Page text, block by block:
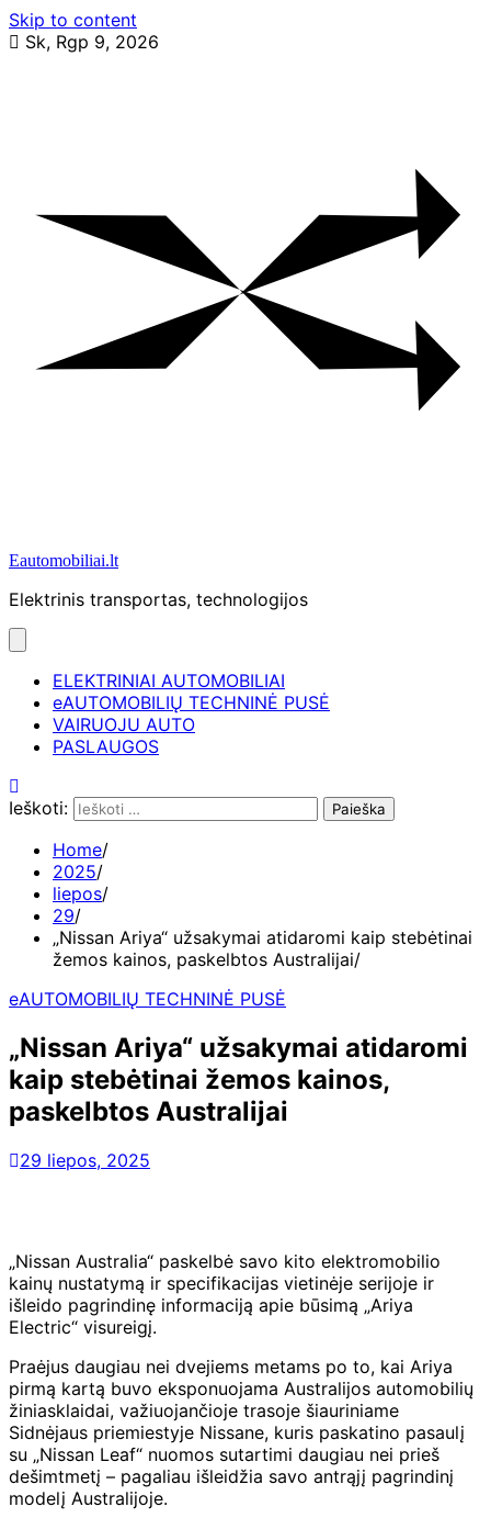
Skip to content
Sk, Rgp 9, 2026
Eautomobiliai.lt
Elektrinis transportas, technologijos
ELEKTRINIAI AUTOMOBILIAI
eAUTOMOBILIŲ TECHNINĖ PUSĖ
VAIRUOJU AUTO
PASLAUGOS
Ieškoti:
Home
2025
liepos
29
„Nissan Ariya“ užsakymai atidaromi kaip stebėtinai
žemos kainos, paskelbtos Australijai
eAUTOMOBILIŲ TECHNINĖ PUSĖ
„Nissan Ariya“ užsakymai atidaromi
kaip stebėtinai žemos kainos,
paskelbtos Australijai
29 liepos, 2025
„Nissan Australia“ paskelbė savo kito elektromobilio
kainų nustatymą ir specifikacijas vietinėje serijoje ir
išleido pagrindinę informaciją apie būsimą „Ariya
Electric“ visureigį.
Praėjus daugiau nei dvejiems metams po to, kai Ariya
pirmą kartą buvo eksponuojama Australijos automobilių
žiniasklaidai, važiuojančioje trasoje šiauriniame
Sidnėjaus priemiestyje Nissane, kuris paskatino pasaulį
su „Nissan Leaf“ nuomos sutartimi daugiau nei prieš
dešimtmetį – pagaliau išleidžia savo antrąjį pagrindinį
modelį Australijoje.